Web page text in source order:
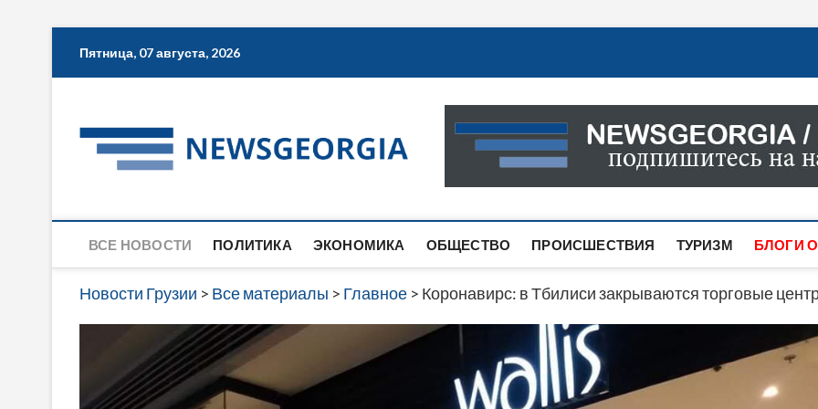
Пятница, 07 августа, 2026
Новости Грузии
САМАЯ АКТУАЛЬНАЯ ИНФОРМАЦИЯ О СОБЫТИЯХ
САЙТЕ ВЫ НАЙДЕТЕ НОВОСТИ ПОЛИТИКИ,
ВСЕ НОВОСТИ ПОЛИТИКА ЭКОНОМИКА ОБЩЕСТВО ПРОИСШЕСТВИЯ ТУРИЗМ БЛОГИ
Новости Грузии > Все материалы > Главное > Коронавирс: в Тбилиси закрываются торговые